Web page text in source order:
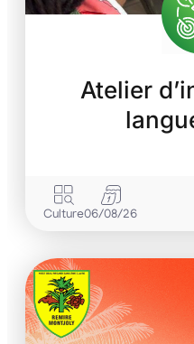
Atelier
Culture06/08/26